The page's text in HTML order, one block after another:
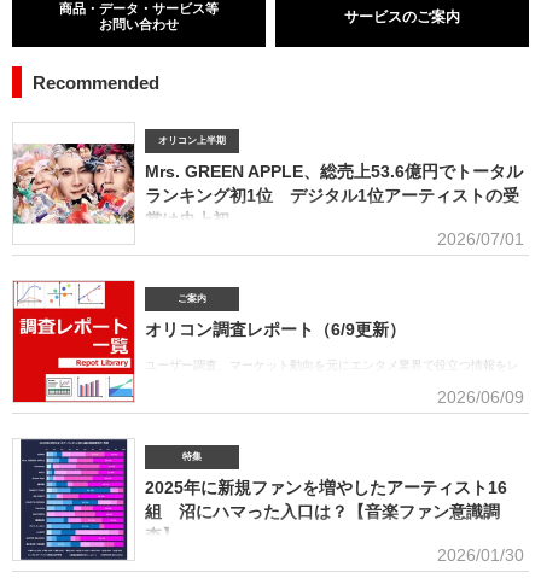
商品・データ・サービス等
お問い合わせ
サービスのご案内
Recommended
オリコン上半期
Mrs. GREEN APPLE、総売上53.6億円でトータル
ランキング初1位 デジタル1位アーティストの受
賞は史上初
■アーティスト別セールス部門トータルランキング オリコンは7月1
ーティスト別セールス部門「トータルランキング」を発表。Mrs. GREEN APPLEが期間内総売
上53.6億円で、自身初の1位に輝いた。Mrs. GREEN APPLEはアーティスト別セールス部門
「デジタルランキング」では3年連続で上半期1位を獲得。安価なデジタルで1位を獲得したアー
ティストがトータルセールス1位を受賞するのは、オリコン史上初となった。GREEN
APPLE（左から）藤澤涼架（Key）、大森元貴（Vo／Gt）、若井滉斗（Gt） アーティスト別
セールス部門「トータルランキング」は、音楽ソフト【シングル、アルバム、ミュージック
2026/07/01
ご案内
オリコン調査レポート（6/9更新）
ユーザー調査、マーケット動向を元にエンタメ業界で役立つ情報をレ
調査 2026 価格戦略の策定、商品企画、値上げ検討時の判断材料とし
SNS・動画配信を横断したファン行動を分析。今後のマーケティング戦略に活用できる内容を
提供(2026年5月)アーティストグッズに関する調査2026「なぜ買うのか」「何が売れるのか」
「いくらまで買うのか」を明確化し、商品企画・価格設計・販売戦略に直結する示唆を提案
(2026年4月)ストリーミング影響分析分析（TikTok＆YouTube）2026TikTokトレンドがどのよ
うにストリーミングに影響を与えたかを、YouTubeの順位推移とともにグラフ化(2026年2月)音
楽パッケージの購入行動に関する調査
2026/06/09
特集
2025年に新規ファンを増やしたアーティスト16
組 沼にハマった入口は？【音楽ファン意識調
査】
ORICON BiZ onlineでは「2025年に好きになったアーティスト」のア
2026/01/30